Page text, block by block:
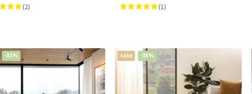
(2)
(1)
-31% sale -35%